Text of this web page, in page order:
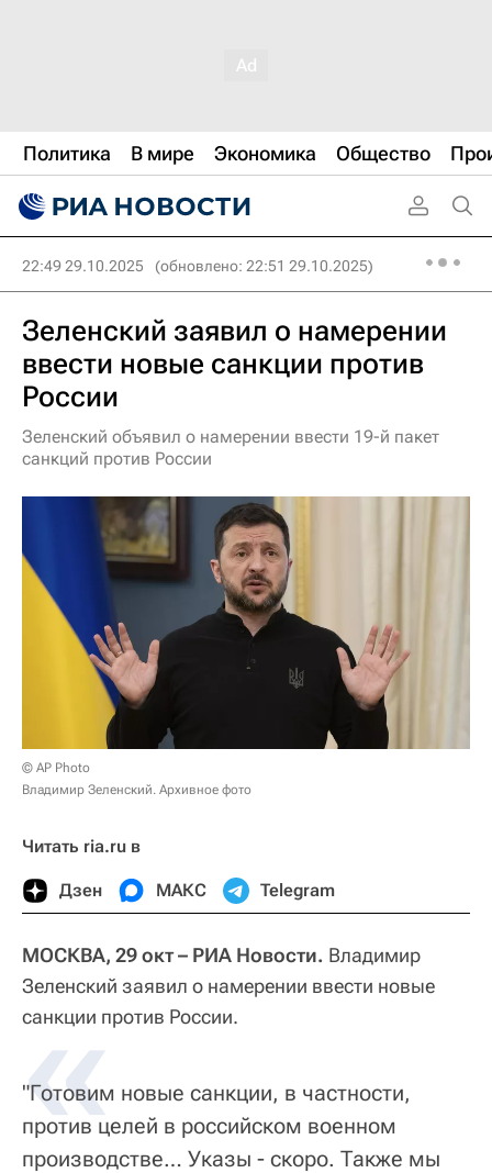
Политика В мире Экономика Общество
22:49 29.10.2025 (обновлено: 22:51 29.10.2025)
Зеленский заявил о намерении
ввести новые санкции против
России
Зеленский объявил о намерении ввести 19-й пакет
санкций против России
© AP Photo
Владимир Зеленский. Архивное фото
Читать ria.ru в
Дзен МАКС Telegram
МОСКВА, 29 окт – РИА Новости. Владимир
Зеленский заявил о намерении ввести новые
санкции против России.
«
"Готовим новые санкции, в частности,
против целей в российском военном
производстве… Указы - скоро. Также мы